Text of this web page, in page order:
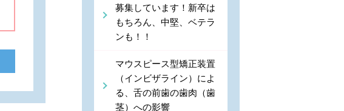
募集しています！新卒は
もちろん、中堅、ベテラ
ンも！！
マウスピース型矯正装置
（インビザライン）によ
る、舌の前歯の歯肉（歯
茎）への影響